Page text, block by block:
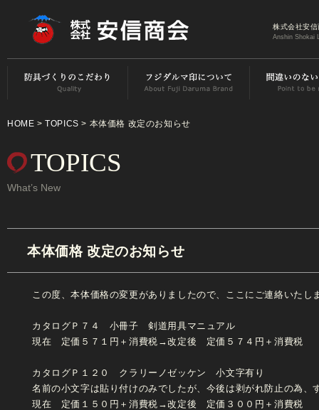
株式会社安
Anshin Shokai
HOME >TOPICS > 本体価格 改定のお知らせ
TOPICS
What’s New
本体価格 改定のお知らせ
この度、本体価格の変更がありましたので、ここにご連絡いたし
カタログＰ７４ 小冊子 剣道用具マニュアル
現在 定価５７１円＋消費税→改定後 定価５７４円＋消費税
カタログＰ１２０ クラリーノゼッケン 小文字有り
名前の小文字は貼り付けのみでしたが、今後は剥がれ防止の為
現在 定価１５０円＋消費税→改定後 定価３００円＋消費税